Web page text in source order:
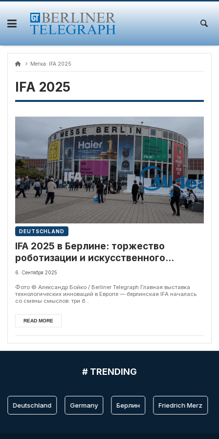
Skip
content
Метка: IFA 2025
IFA 2025
DEUTSCHLAND
IFA 2025 в Берлине: торжество
роботизации и искусственного
интеллекта
6. Сентября 2025
Фото © Александр Бойко / Berliner Telegraph Главная выставка
технологических инноваций в Европе — берлинская IFA началась
со смены смыслов: три б...
READ MORE
# TRENDING
Deutschland Germany Берлин Friedrich Merz